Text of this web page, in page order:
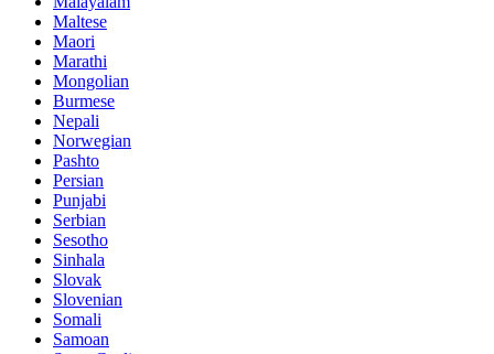
Maltese
Maori
Marathi
Mongolian
Burmese
Nepali
Norwegian
Pashto
Persian
Punjabi
Serbian
Sesotho
Sinhala
Slovak
Slovenian
Somali
Samoan